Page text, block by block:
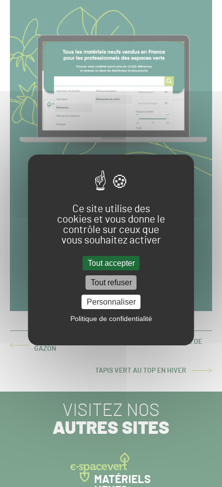
Ce site utilise des
cookies et vous donne le
contrôle sur ceux que
vous souhaitez activer
Tout accepter
Tout refuser
Personnaliser
Politique de confidentialité
ARTICLE
[INSOLITE] UNE PAIRE DE SNEAKERS RECOUVERTE DE
GAZON
ARTICLE
TAPIS VERT AU TOP EN HIVER
VISITEZ NOS
AUTRES SITES
MATÉRIELS